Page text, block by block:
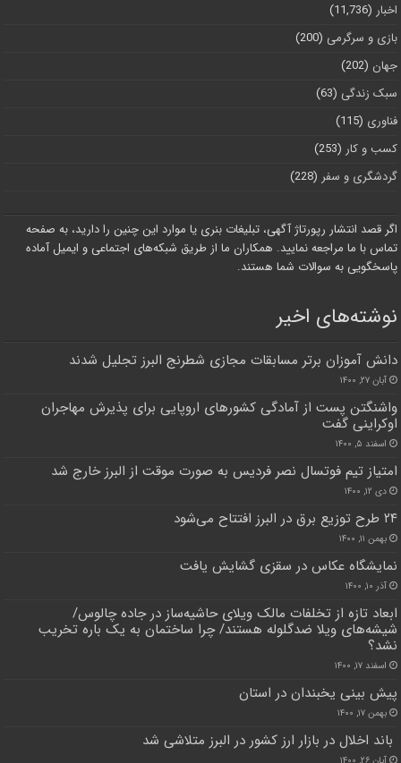
اخبار (11,736)
بازی و سرگرمی (200)
جهان (202)
سبک زندگی (63)
فناوری (115)
کسب و کار (253)
گردشگری و سفر (228)
اگر قصد انتشار رپورتاژ آگهی، تبلیغات بنری یا موارد این چنین را دارید، به صفحه
تماس با ما مراجعه نمایید. همکاران ما از طریق شبکه‌های اجتماعی و ایمیل آماده
پاسخگویی به سوالات شما هستند.
نوشته‌های اخیر
دانش آموزان برتر مسابقات مجازی شطرنج البرز تجلیل شدند
آبان ۲۷, ۱۴۰۰
واشنگتن پست از آمادگی کشورهای اروپایی برای پذیرش مهاجران
اوکراینی گفت
اسفند ۵, ۱۴۰۰
امتیاز تیم فوتسال نصر فردیس به صورت موقت از البرز خارج شد
دی ۱۲, ۱۴۰۰
۲۴ طرح توزیع برق در البرز افتتاح می‌شود
بهمن ۱۱, ۱۴۰۰
نمایشگاه عکاس در سقزی گشایش یافت
آذر ۱۰, ۱۴۰۰
ابعاد تازه از تخلفات مالک ویلای حاشیه‌ساز در جاده چالوس/
شیشه‌های ‌‌ویلا‌ ضد‌گلوله هستند/ چرا ساختمان به یک باره تخریب
نشد؟
اسفند ۱۷, ۱۴۰۰
پیش بینی یخبندان در استان
بهمن ۱۷, ۱۴۰۰
باند اخلال در بازار ارز کشور در البرز متلاشی شد